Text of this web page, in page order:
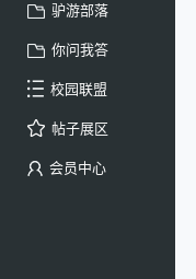
驴游部落
你问我答
校园联盟
帖子展区
会员中心